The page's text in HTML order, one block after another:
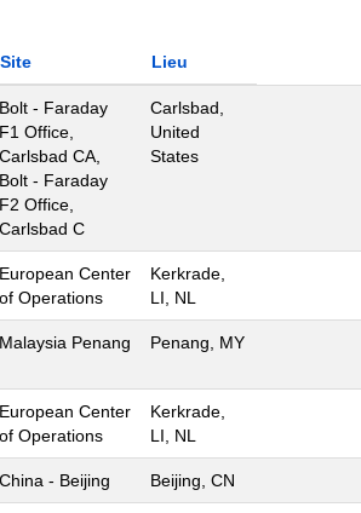
Site Lieu
Bolt - Faraday
F1 Office,
Carlsbad CA,
Bolt - Faraday
F2 Office,
Carlsbad C
Carlsbad,
United
States
European Center
of Operations
Kerkrade,
LI, NL
Malaysia Penang Penang, MY
European Center
of Operations
Kerkrade,
LI, NL
China - Beijing Beijing, CN